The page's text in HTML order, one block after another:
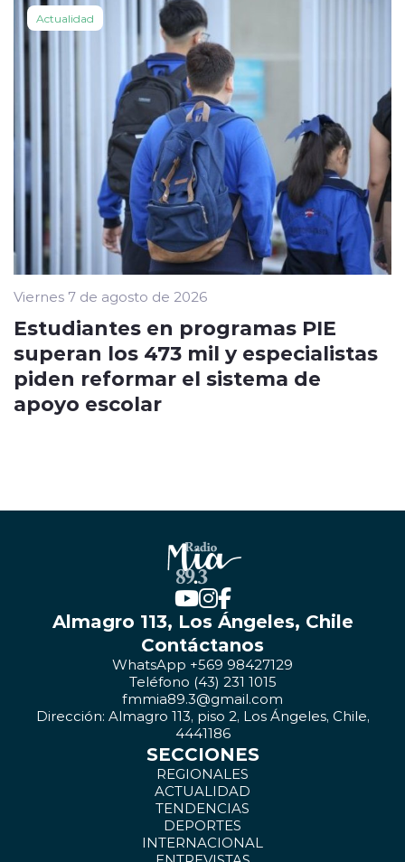
Actualidad
Viernes 7 de agosto de 2026
Estudiantes en programas PIE
superan los 473 mil y especialistas
piden reformar el sistema de
apoyo escolar
Almagro 113, Los Ángeles, Chile
Contáctanos
WhatsApp +569 98427129
Teléfono (43) 231 1015
fmmia89.3@gmail.com
Dirección: Almagro 113, piso 2, Los Ángeles, Chile,
4441186
SECCIONES
REGIONALES
ACTUALIDAD
TENDENCIAS
DEPORTES
INTERNACIONAL